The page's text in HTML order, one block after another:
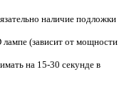
наличие подложки
(зависит от мощности
на 15-30 секунде в